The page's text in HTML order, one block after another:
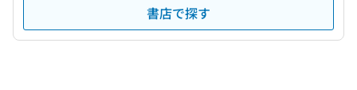
書店で探す